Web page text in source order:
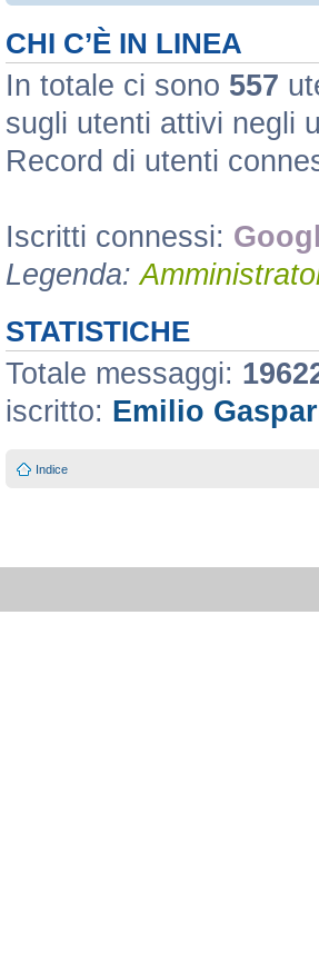
CHI C’È IN LINEA
In totale ci sono 557
sugli utenti attivi negli
Record di utenti
Iscritti connessi:
Legenda:
STATISTICHE
Totale messaggi:
iscritto: Emilio
Indice